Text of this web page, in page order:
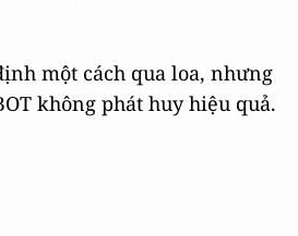
một cách qua loa, nhưng
không phát huy hiệu quả.